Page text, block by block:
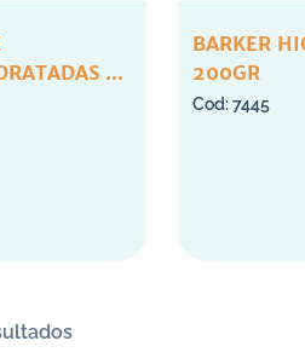
X
BARKER
200GR
7445